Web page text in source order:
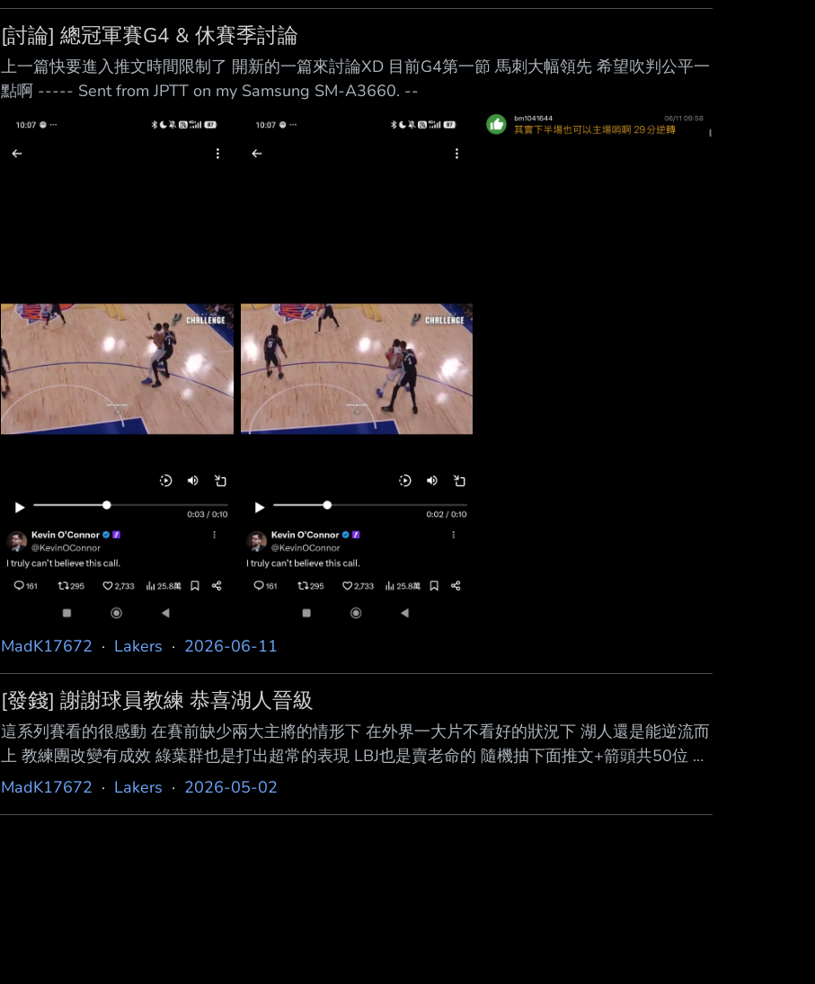
[討論] 總冠軍賽G4 & 休賽季討論
上一篇快要進入推文時間限制了 開新的一篇來討論XD 目前G4第一節 馬刺大幅領先 希望吹判公平一
點啊 ----- Sent from JPTT on my Samsung SM-A3660. --
MadK17672 · Lakers · 2026-06-11
[發錢] 謝謝球員教練 恭喜湖人晉級
這系列賽看的很感動 在賽前缺少兩大主將的情形下 在外界一大片不看好的狀況下 湖人還是能逆流而
上 教練團改變有成效 綠葉群也是打出超常的表現 LBJ也是賣老命的 隨機抽下面推文+箭頭共50位 每
人100P(稅前) 恭喜湖人 ----- Sent from JPTT on my Samsung SM-A3660. --
MadK17672 · Lakers · 2026-05-02